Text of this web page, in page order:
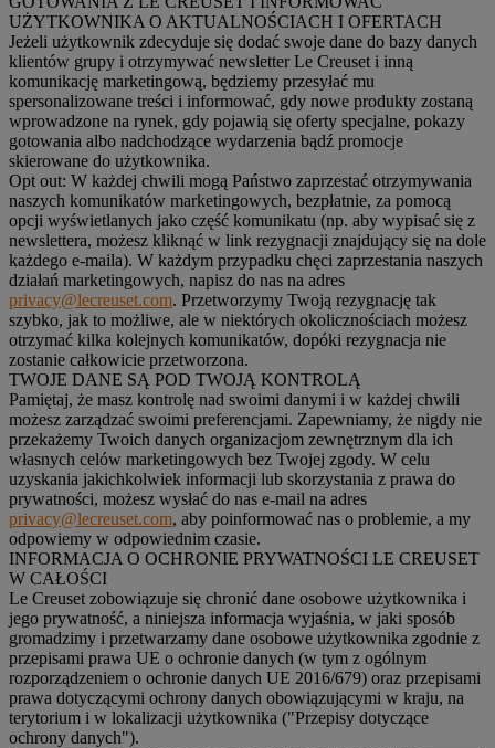
UŻYTKOWNIKA O AKTUALNOŚCIACH I OFERTACH
Jeżeli użytkownik zdecyduje się dodać swoje dane do bazy danych
klientów grupy i otrzymywać newsletter Le Creuset i inną
komunikację marketingową, będziemy przesyłać mu
spersonalizowane treści i informować, gdy nowe produkty zostaną
wprowadzone na rynek, gdy pojawią się oferty specjalne, pokazy
gotowania albo nadchodzące wydarzenia bądź promocje
skierowane do użytkownika.
Opt out: W każdej chwili mogą Państwo zaprzestać otrzymywania
naszych komunikatów marketingowych, bezpłatnie, za pomocą
opcji wyświetlanych jako część komunikatu (np. aby wypisać się z
newslettera, możesz kliknąć w link rezygnacji znajdujący się na dole
każdego e-maila). W każdym przypadku chęci zaprzestania naszych
działań marketingowych, napisz do nas na adres
privacy@lecreuset.com. Przetworzymy Twoją rezygnację tak
szybko, jak to możliwe, ale w niektórych okolicznościach możesz
otrzymać kilka kolejnych komunikatów, dopóki rezygnacja nie
zostanie całkowicie przetworzona.
TWOJE DANE SĄ POD TWOJĄ KONTROLĄ
Pamiętaj, że masz kontrolę nad swoimi danymi i w każdej chwili
możesz zarządzać swoimi preferencjami. Zapewniamy, że nigdy nie
przekażemy Twoich danych organizacjom zewnętrznym dla ich
własnych celów marketingowych bez Twojej zgody. W celu
uzyskania jakichkolwiek informacji lub skorzystania z prawa do
prywatności, możesz wysłać do nas e-mail na adres
privacy@lecreuset.com, aby poinformować nas o problemie, a my
odpowiemy w odpowiednim czasie.
INFORMACJA O OCHRONIE PRYWATNOŚCI LE CREUSET
W CAŁOŚCI
Le Creuset zobowiązuje się chronić dane osobowe użytkownika i
jego prywatność, a niniejsza informacja wyjaśnia, w jaki sposób
gromadzimy i przetwarzamy dane osobowe użytkownika zgodnie z
przepisami prawa UE o ochronie danych (w tym z ogólnym
rozporządzeniem o ochronie danych UE 2016/679) oraz przepisami
prawa dotyczącymi ochrony danych obowiązującymi w kraju, na
terytorium i w lokalizacji użytkownika ("Przepisy dotyczące
ochrony danych").